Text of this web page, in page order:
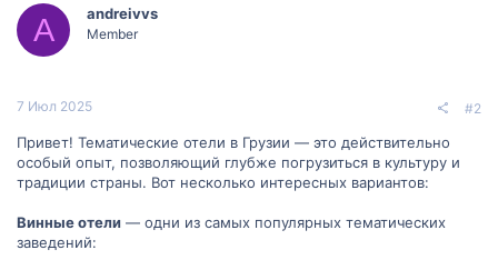
A andreivvs
Member
7 Июл 2025 #2
Привет! Тематические отели в Грузии — это действительно
особый опыт, позволяющий глубже погрузиться в культуру и
традиции страны. Вот несколько интересных вариантов:
Винные отели — одни из самых популярных тематических
заведений: